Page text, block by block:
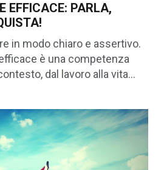
EFFICACE: PARLA,
in modo chiaro e assertivo.
è una competenza
dal lavoro alla vita…